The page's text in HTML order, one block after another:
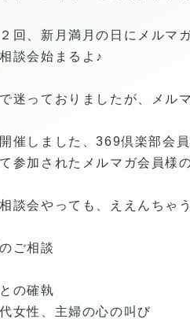
回、新月満月の日にメルマ
談会始まるよ♪
迷っておりましたが、メル
催しました、369倶楽部会
参加されたメルマガ会員様
談会やっても、ええんちゃ
ご相談
の確執
女性、主婦の心の叫び